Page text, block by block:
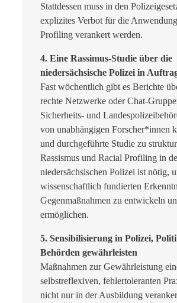
Stattdessen muss in den
explizites Verbot für die
Profiling verankert werden.
4. Eine Rassimus-Studie über die
niedersächsische Polizei in
Fast wöchentlich gibt es Berichte
rechte Netzwerke oder Chat-
Sicherheits- und
von unabhängigen Forscher*innen
und durchgeführte Studie zu
Rassismus und Racial Profiling in
niedersächsischen Polizei ist nötig,
wissenschaftlich fundierten
Gegenmaßnahmen zu entwickeln
ermöglichen.
5. Sensibilisierung in Polizei,
Behörden gewährleisten
Maßnahmen zur Gewährleistung
selbstreflexiven, fehlertoleranten
nicht nur in der Ausbildung